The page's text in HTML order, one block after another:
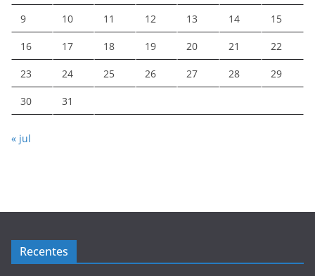
9 10 11 12 13 14 15
16 17 18 19 20 21 22
23 24 25 26 27 28 29
30 31
« jul
Recentes